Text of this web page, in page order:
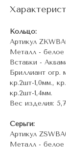
Кольцо:
Артикул
Металл - белое
Вставки -
Бриллиант огр.
кр.2шт-1,0мм.,
кр.2шт-1,4мм.
Вес изделия:
Серьги:
Артикул
Металл - белое